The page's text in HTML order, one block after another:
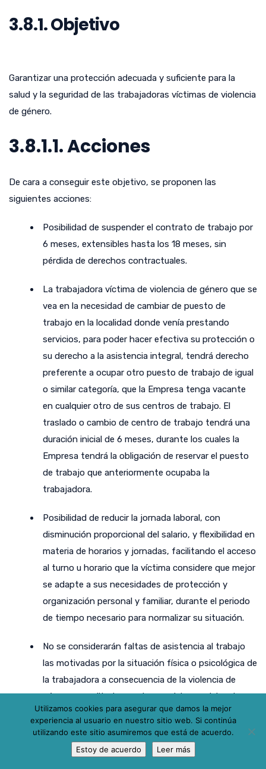
3.8.1. Objetivo
Garantizar una protección adecuada y suficiente para la
salud y la seguridad de las trabajadoras víctimas de violencia
de género.
3.8.1.1. Acciones
De cara a conseguir este objetivo, se proponen las
siguientes acciones:
Posibilidad de suspender el contrato de trabajo por
6 meses, extensibles hasta los 18 meses, sin
pérdida de derechos contractuales.
La trabajadora víctima de violencia de género que se
vea en la necesidad de cambiar de puesto de
trabajo en la localidad donde venía prestando
servicios, para poder hacer efectiva su protección o
su derecho a la asistencia integral, tendrá derecho
preferente a ocupar otro puesto de trabajo de igual
o similar categoría, que la Empresa tenga vacante
en cualquier otro de sus centros de trabajo. El
traslado o cambio de centro de trabajo tendrá una
duración inicial de 6 meses, durante los cuales la
Empresa tendrá la obligación de reservar el puesto
de trabajo que anteriormente ocupaba la
trabajadora.
Posibilidad de reducir la jornada laboral, con
disminución proporcional del salario, y flexibilidad en
materia de horarios y jornadas, facilitando el acceso
al turno u horario que la víctima considere que mejor
se adapte a sus necesidades de protección y
organización personal y familiar, durante el periodo
de tiempo necesario para normalizar su situación.
No se considerarán faltas de asistencia al trabajo
las motivadas por la situación física o psicológica de
la trabajadora a consecuencia de la violencia de
género, acreditadas por los servicios sociales de
atención o servicios de salud, con independencia de
la necesaria comunicación que de las citadas
incidencias ha de efectuar la trabajadora a la
Utilizamos cookies para asegurar que damos la mejor
experiencia al usuario en nuestro sitio web. Si continúa
utilizando este sitio asumiremos que está de acuerdo.
Estoy de acuerdo
Leer más